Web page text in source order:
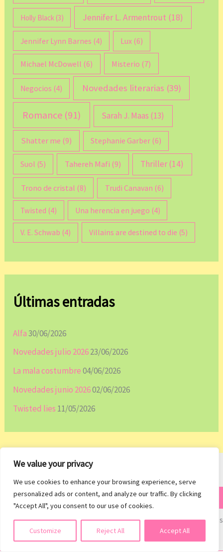
We value your privacy
We use cookies to enhance your browsing experience, serve
personalized ads or content, and analyze our traffic. By clicking
"Accept All", you consent to our use of cookies.
Customize Reject All Accept All
Holly Black(3) Jennifer L. Armentrout (18)
Jennifer Lynn Barnes (4) Lux (6)
Michael McDowell (6) Misterio (7)
Negocios (4) Novedades literarias (39)
Romance (91) Sarah J. Maas (13)
Shatter me (9) Stephanie Garber (6)
Suol (5) Tahereh Mafi (9) Thriller(14)
Trono de cristal (8) Trudi Canavan (6)
Twisted (4) Una herencia en juego (4)
V. E. Schwab (4) Villains are destined to die (5)
Últimas entradas
Alfa30/06/2026
Novedades julio 202623/06/2026
La mala costumbre04/06/2026
Novedades junio 202602/06/2026
Twisted lies 11/05/2026
Escribe tu email…
¡Subscribirme!
Únete a otros 42 suscriptores
Suscribirse